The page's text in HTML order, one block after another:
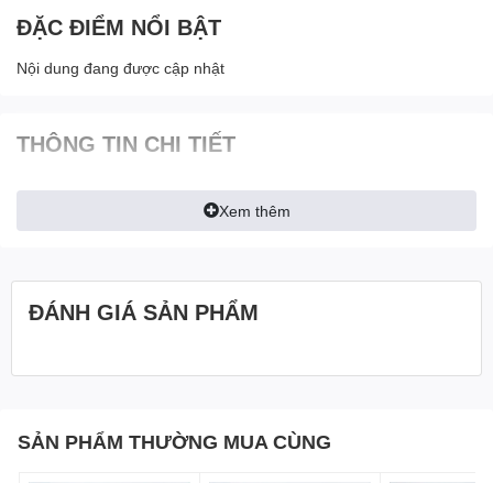
ĐẶC ĐIỂM NỔI BẬT
Nội dung đang được cập nhật
THÔNG TIN CHI TIẾT
Xem thêm
ĐÁNH GIÁ SẢN PHẨM
SẢN PHẨM THƯỜNG MUA CÙNG